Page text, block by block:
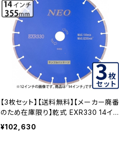
【3枚セット】【送料無料】【メーカー廃番
のため在庫限り】乾式 EXR330 14イン
チ コンクリート二次製品など exr330
-14 EXR330-14-03
¥102,630